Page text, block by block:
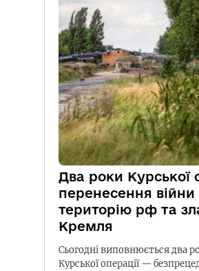
Два роки Курської
перенесення війни
територію рф та
Кремля
Сьогодні виповнюється два
Курської операції —